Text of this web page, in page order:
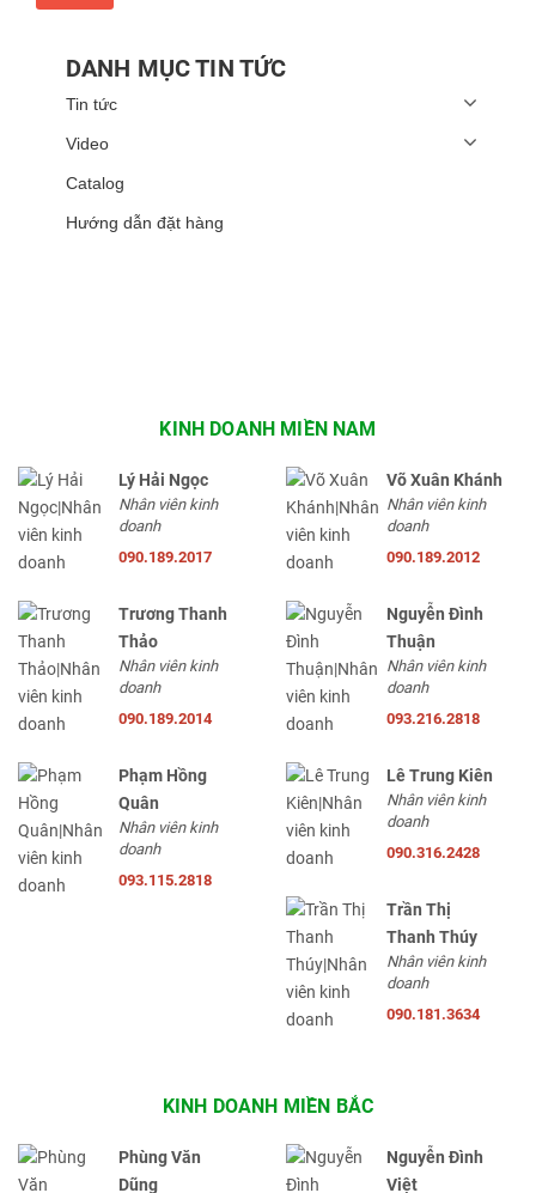
DANH MỤC TIN TỨC
Tin tức
Video
Catalog
Hướng dẫn đặt hàng
KINH DOANH MIỀN NAM
Lý Hải Ngọc
Nhân viên kinh
doanh
090.189.2017
Võ Xuân Khánh
Nhân viên kinh
doanh
090.189.2012
Trương Thanh
Thảo
Nhân viên kinh
doanh
090.189.2014
Nguyễn Đình
Thuận
Nhân viên kinh
doanh
093.216.2818
Phạm Hồng
Quân
Nhân viên kinh
doanh
093.115.2818
Lê Trung Kiên
Nhân viên kinh
doanh
090.316.2428
Trần Thị
Thanh Thúy
Nhân viên kinh
doanh
090.181.3634
KINH DOANH MIỀN BẮC
Phùng Văn
Dũng
Nguyễn Đình
Việt